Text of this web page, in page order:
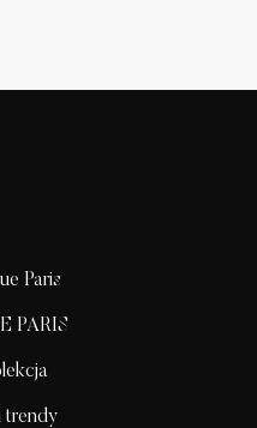
Paris
PARIS
trendy